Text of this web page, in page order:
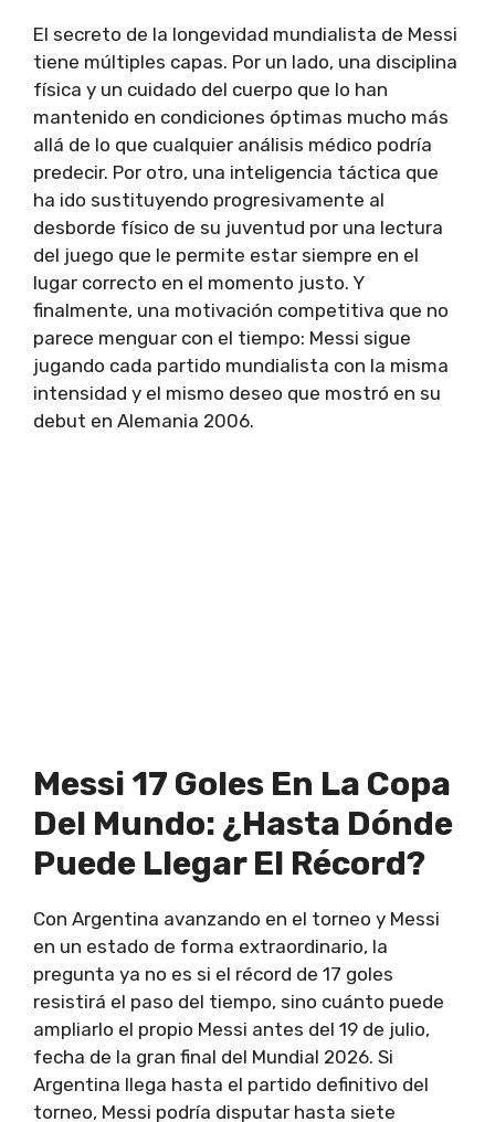
El secreto de la longevidad mundialista de Messi
tiene múltiples capas. Por un lado, una disciplina
física y un cuidado del cuerpo que lo han
mantenido en condiciones óptimas mucho más
allá de lo que cualquier análisis médico podría
predecir. Por otro, una inteligencia táctica que
ha ido sustituyendo progresivamente al
desborde físico de su juventud por una lectura
del juego que le permite estar siempre en el
lugar correcto en el momento justo. Y
finalmente, una motivación competitiva que no
parece menguar con el tiempo: Messi sigue
jugando cada partido mundialista con la misma
intensidad y el mismo deseo que mostró en su
debut en Alemania 2006.
Messi 17 Goles En La Copa
Del Mundo: ¿Hasta Dónde
Puede Llegar El Récord?
Con Argentina avanzando en el torneo y Messi
en un estado de forma extraordinario, la
pregunta ya no es si el récord de 17 goles
resistirá el paso del tiempo, sino cuánto puede
ampliarlo el propio Messi antes del 19 de julio,
fecha de la gran final del Mundial 2026. Si
Argentina llega hasta el partido definitivo del
torneo, Messi podría disputar hasta siete